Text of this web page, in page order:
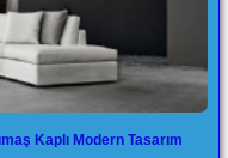
Kaplı Modern Tasarım